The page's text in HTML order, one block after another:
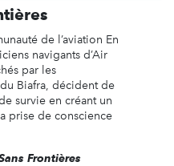
de l’aviation En
navigants d’Air
par les
Biafra, décident de
survie en créant un
prise de conscience
Frontières